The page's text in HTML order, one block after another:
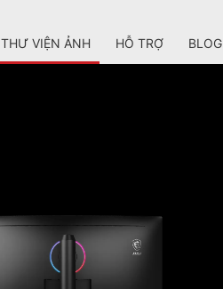
THƯ VIỆN ẢNH HỖ TRỢ BLOG